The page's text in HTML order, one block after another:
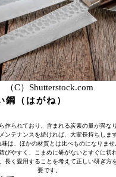
（C）Shutterstock.com
（はがね）
作られており、含まれる炭素の量が異な
ンテナンスを続ければ、大変長持ちしま
は、ほかの材質とは比べものになりませ
びやすく、こまめに研がないとすぐに切
長く愛用することを考えて正しい研ぎ方
要です。